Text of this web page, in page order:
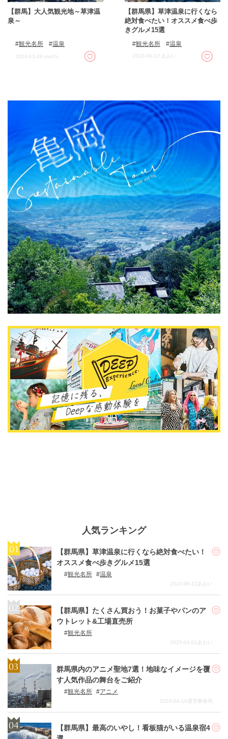
【群馬】大人気観光地～草津温
泉～
観光名所 温泉
2024-01-09 mochi
【群馬県】草津温泉に行くなら
絶対食べたい！オススメ食べ歩
きグルメ15選
観光名所 温泉
2023-06-12 あおい
人気ランキング
【群馬県】草津温泉に行くなら絶対食べたい！
オススメ食べ歩きグルメ15選
観光名所 温泉
2023-06-12あおい
【群馬県】たくさん買おう！お菓子やパンのア
ウトレット&工場直売所
観光名所
2025-04-01あおい
群馬県内のアニメ聖地7選！地味なイメージを覆
す人気作品の舞台をご紹介
観光名所 アニメ
2024-04-16運営事務局
【群馬県】最高のいやし！看板猫がいる温泉宿4